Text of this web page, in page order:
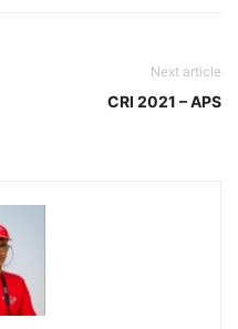
Next article
CRI 2021 – APS